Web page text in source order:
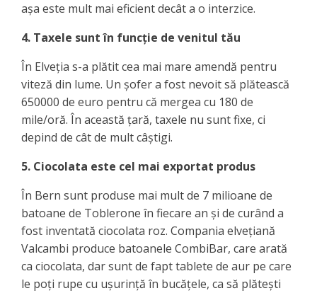
așa este mult mai eficient decât a o interzice.
4. Taxele sunt în funcție de venitul tău
În Elveția s-a plătit cea mai mare amendă pentru
viteză din lume. Un șofer a fost nevoit să plătească
650000 de euro pentru că mergea cu 180 de
mile/oră. În această țară, taxele nu sunt fixe, ci
depind de cât de mult câștigi.
5. Ciocolata este cel mai exportat produs
În Bern sunt produse mai mult de 7 milioane de
batoane de Toblerone în fiecare an și de curând a
fost inventată ciocolata roz. Compania elvețiană
Valcambi produce batoanele CombiBar, care arată
ca ciocolata, dar sunt de fapt tablete de aur pe care
le poți rupe cu ușurință în bucățele, ca să plătești